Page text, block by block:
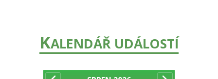
KALENDÁŘ UDÁLOSTÍ